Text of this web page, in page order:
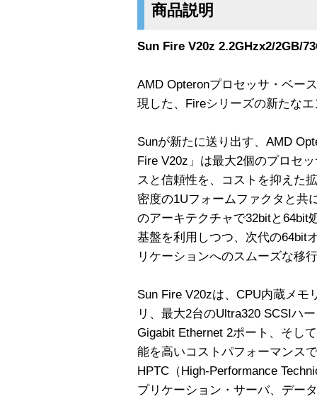
商品説明
Sun Fire V20z 2.2GHzx2/2GB/
AMD Opteronプロセッサ・ベー
現した、Fireシリーズの新たな
Sunが新たに送り出す、AMD
Fire V20z」は最大2個のプロセ
スと信頼性を、コストを抑えた
密度の1Uフォームファクタと共
のアーキテクチャで32bitと64bit
基盤を利用しつつ、次代の64bit
リケーションへのスムーズな移
Sun Fire V20zは、CPU内蔵メモ
リ、最大2台のUltra320 SCSIハ
Gigabit Ethernet 2ポート、そし
能を高いコストパフォーマンス
HPTC（High-Performance
プリケーション・サーバ、デー